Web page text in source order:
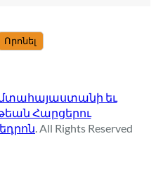
Որոնել
եւ
Հարցերու
. All Rights Reserved